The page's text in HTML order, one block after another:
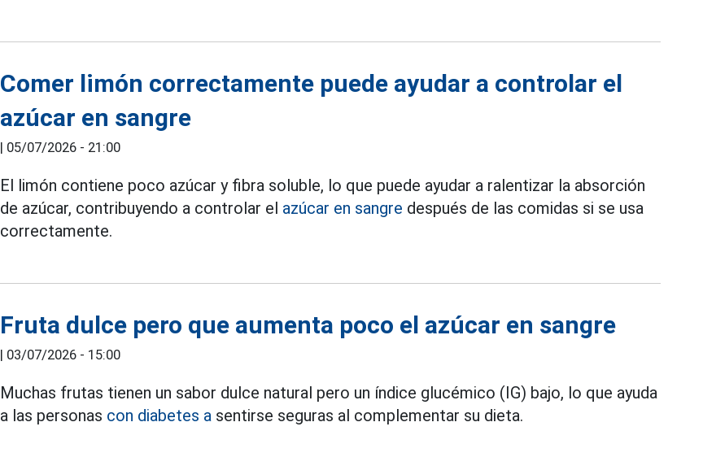
Comer limón correctamente puede ayudar a controlar el
azúcar en sangre
| 05/07/2026 - 21:00
El limón contiene poco azúcar y fibra soluble, lo que puede ayudar a ralentizar la absorción
de azúcar, contribuyendo a controlar el azúcar en sangre después de las comidas si se usa
correctamente.
Fruta dulce pero que aumenta poco el azúcar en sangre
| 03/07/2026 - 15:00
Muchas frutas tienen un sabor dulce natural pero un índice glucémico (IG) bajo, lo que ayuda
a las personas con diabetes a sentirse seguras al complementar su dieta.